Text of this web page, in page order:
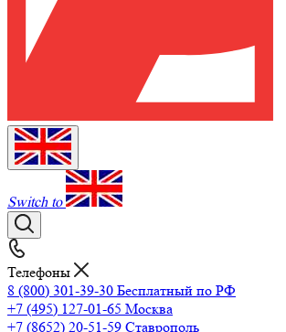
Switch to
Телефоны
8 (800) 301-39-30 Бесплатный по РФ
+7 (495) 127-01-65 Москва
+7 (8652) 20-51-59 Ставрополь